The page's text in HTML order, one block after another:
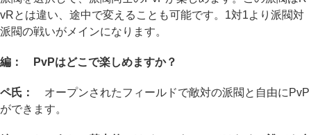
vRとは違い、途中で変えることも可能です。1対1より派閥対
派閥の戦いがメインになります。
編： PvPはどこで楽しめますか？
ペ氏：
オープンされたフィールドで敵対の派閥と自由にPvP
ができます。